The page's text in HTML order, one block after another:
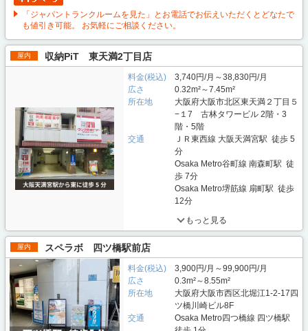
「ジャパントランクルームを見た」とお電話でお伝えいただくとどなたで
も値引き可能。 お気軽にご相談ください。
屋内 収納PiT 東天満2丁目店
料金(税込)
3,740円/月～38,830円/月
広さ
0.32m²～7.45m²
所在地
大阪府大阪市北区東天満２丁目５
−１7 古林タワービル 2階・3
階・5階
交通
ＪＲ東西線 大阪天満宮駅 徒歩 5
分
Osaka Metro谷町線 南森町駅 徒
歩 7分
Osaka Metro堺筋線 扇町駅 徒歩
12分
もっと見る
屋内 スペラボ 四ツ橋駅前店
料金(税込)
3,900円/月～99,900円/月
広さ
0.3m²～8.55m²
所在地
大阪府大阪市西区北堀江1-2-17四
ツ橋川崎ビル8F
交通
Osaka Metro四つ橋線 四ツ橋駅